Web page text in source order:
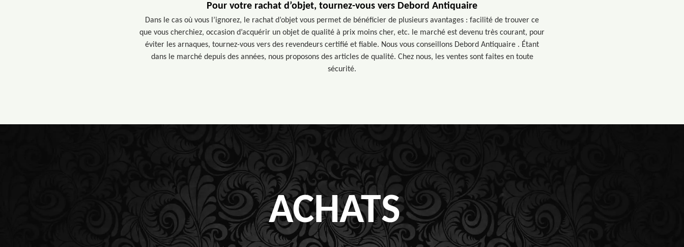
Pour votre rachat d’objet, tournez-vous vers Debord Antiquaire
Dans le cas où vous l’ignorez, le rachat d’objet vous permet de bénéficier de plusieurs avantages : facilité de trouver ce
que vous cherchiez, occasion d’acquérir un objet de qualité à prix moins cher, etc. le marché est devenu très courant, pour
éviter les arnaques, tournez-vous vers des revendeurs certifié et fiable. Nous vous conseillons Debord Antiquaire . Étant
dans le marché depuis des années, nous proposons des articles de qualité. Chez nous, les ventes sont faites en toute
sécurité.
ACHATS